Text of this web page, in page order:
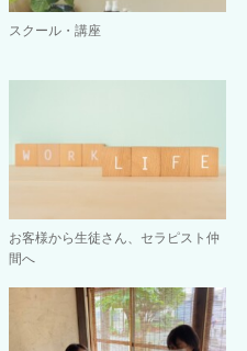
スクール・講座
お客様から生徒さん、セラピスト仲
間へ